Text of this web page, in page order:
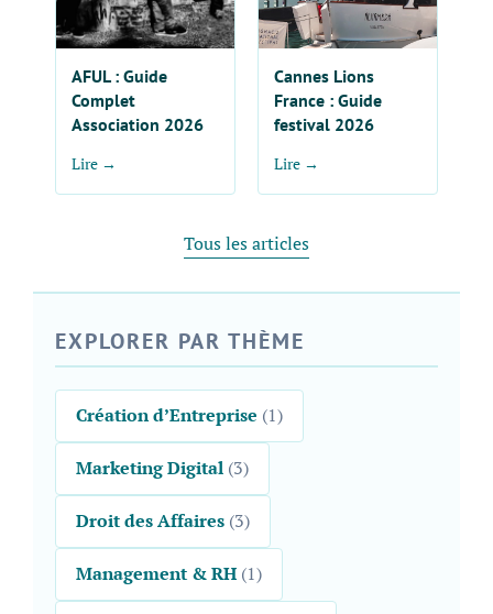
AFUL : Guide
Complet
Association 2026
Lire →
Cannes Lions
France : Guide
festival 2026
Lire →
Tous les articles
EXPLORER PAR THÈME
Création d’Entreprise (1)
Marketing Digital (3)
Droit des Affaires (3)
Management & RH (1)